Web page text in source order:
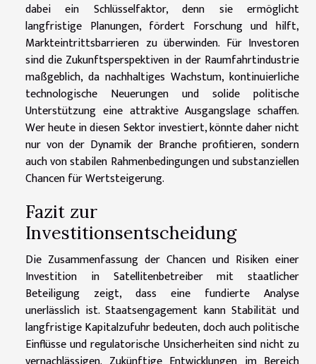
dabei ein Schlüsselfaktor, denn sie ermöglicht
langfristige Planungen, fördert Forschung und hilft,
Markteintrittsbarrieren zu überwinden. Für Investoren
sind die Zukunftsperspektiven in der Raumfahrtindustrie
maßgeblich, da nachhaltiges Wachstum, kontinuierliche
technologische Neuerungen und solide politische
Unterstützung eine attraktive Ausgangslage schaffen.
Wer heute in diesen Sektor investiert, könnte daher nicht
nur von der Dynamik der Branche profitieren, sondern
auch von stabilen Rahmenbedingungen und substanziellen
Chancen für Wertsteigerung.
Fazit zur
Investitionsentscheidung
Die Zusammenfassung der Chancen und Risiken einer
Investition in Satellitenbetreiber mit staatlicher
Beteiligung zeigt, dass eine fundierte Analyse
unerlässlich ist. Staatsengagement kann Stabilität und
langfristige Kapitalzufuhr bedeuten, doch auch politische
Einflüsse und regulatorische Unsicherheiten sind nicht zu